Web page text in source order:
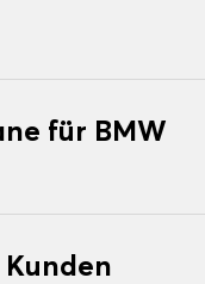
für BMW
Kunden